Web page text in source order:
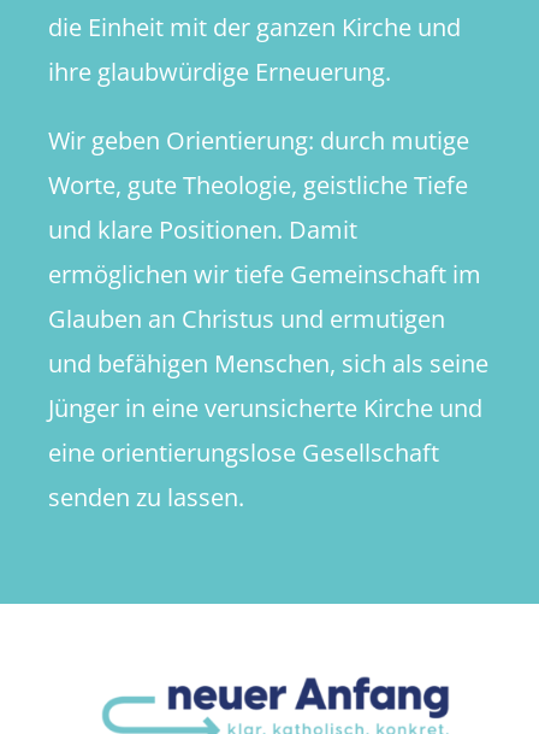
die Einheit mit der ganzen Kirche und
ihre glaubwürdige Erneuerung.
Wir geben Orientierung: durch mutige
Worte, gute Theologie, geistliche Tiefe
und klare Positionen. Damit
ermöglichen wir tiefe Gemeinschaft im
Glauben an Christus und ermutigen
und befähigen Menschen, sich als seine
Jünger in eine verunsicherte Kirche und
eine orientierungslose Gesellschaft
senden zu lassen.